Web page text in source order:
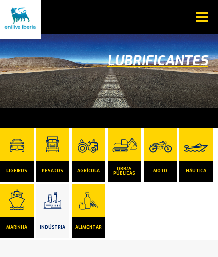
LUBRIFICANTES
LIGEIROS PESADOS AGRÍCOLA OBRAS
PÚBLICAS MOTO NÁUTICA
MARINHA INDÚSTRIA ALIMENTAR